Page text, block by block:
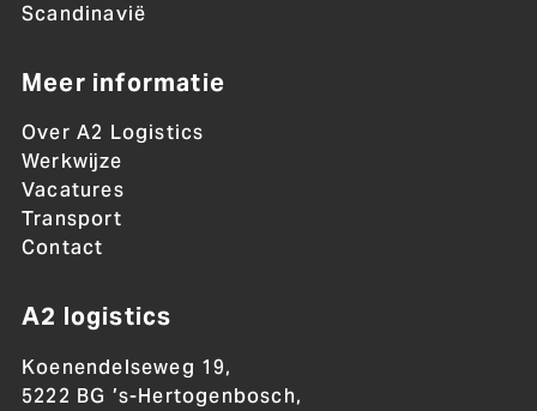
Scandinavië
Meer informatie
Over A2 Logistics
Werkwijze
Vacatures
Transport
Contact
A2 logistics
Koenendelseweg 19,
5222 BG ’s-Hertogenbosch,